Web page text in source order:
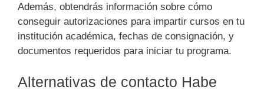
Además, obtendrás información sobre cómo
conseguir autorizaciones para impartir cursos en tu
institución académica, fechas de consignación, y
documentos requeridos para iniciar tu programa.
Alternativas de contacto Habe